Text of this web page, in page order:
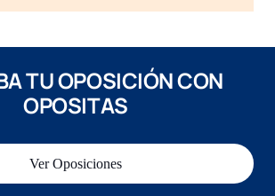
TU OPOSICIÓN CON
OPOSITAS
Ver Oposiciones